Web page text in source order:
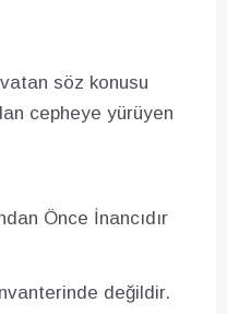
söz konusu
cepheye yürüyen
Önce İnancıdır
değildir.